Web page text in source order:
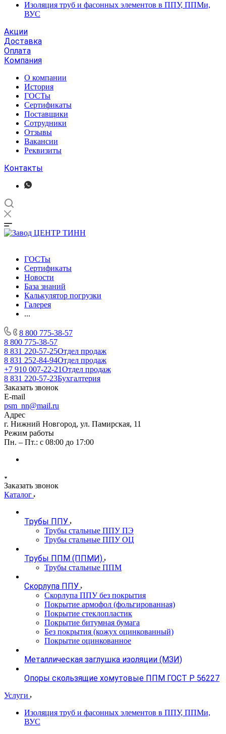
Изоляция труб и фасонных элементов в ППУ, ППМи,
ВУС
Акции
Доставка
Оплата
Компания
О компании
История
ГОСТы
Сертификаты
Поставщики
Сотрудники
Отзывы
Вакансии
Реквизиты
Контакты
ГОСТы
Сертификаты
Новости
База знаний
Калькулятор погрузки
Галерея
...
8 800 775-38-57
8 800 775-38-57
8 831 220-57-25Отдел продаж
8 831 252-84-94Отдел продаж
+7 910 007-22-21Отдел продаж
8 831 220-57-23Бухгалтерия
Заказать звонок
E-mail
psm_nn@mail.ru
Адрес
г. Нижний Новгород, ул. Памирская, 11
Режим работы
Пн. – Пт.: с 08:00 до 17:00
Заказать звонок
Каталог
Трубы ППУ
Трубы стальные ППУ ПЭ
Трубы стальные ППУ ОЦ
Трубы ППМ (ППМИ)
Трубы стальные ППМ
Скорлупа ППУ
Скорлупа ППУ без покрытия
Покрытие армофол (фольгированная)
Покрытие стеклопластик
Покрытие битумная бумага
Без покрытия (кожух оцинкованный)
Покрытие оцинкованное
Металлическая заглушка изоляции (МЗИ)
Опоры скользящие хомутовые ППМ ГОСТ Р 56227
Услуги
Изоляция труб и фасонных элементов в ППУ, ППМи,
ВУС